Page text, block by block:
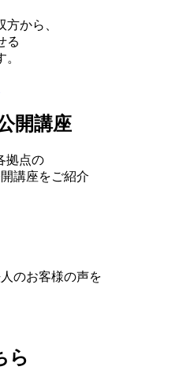
から、
る
開講座
拠点の
講座をご紹介
のお客様の声を
ら